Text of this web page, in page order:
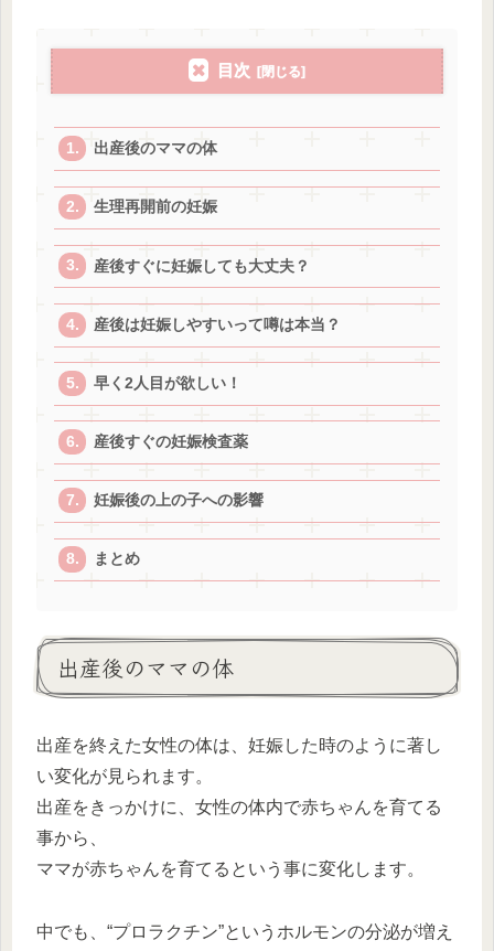
目次
出産後のママの体
生理再開前の妊娠
産後すぐに妊娠しても大丈夫？
産後は妊娠しやすいって噂は本当？
早く2人目が欲しい！
産後すぐの妊娠検査薬
妊娠後の上の子への影響
まとめ
出産後のママの体
出産を終えた女性の体は、妊娠した時のように著し
い変化が見られます。
出産をきっかけに、女性の体内で赤ちゃんを育てる
事から、
ママが赤ちゃんを育てるという事に変化します。
中でも、“プロラクチン”というホルモンの分泌が増え